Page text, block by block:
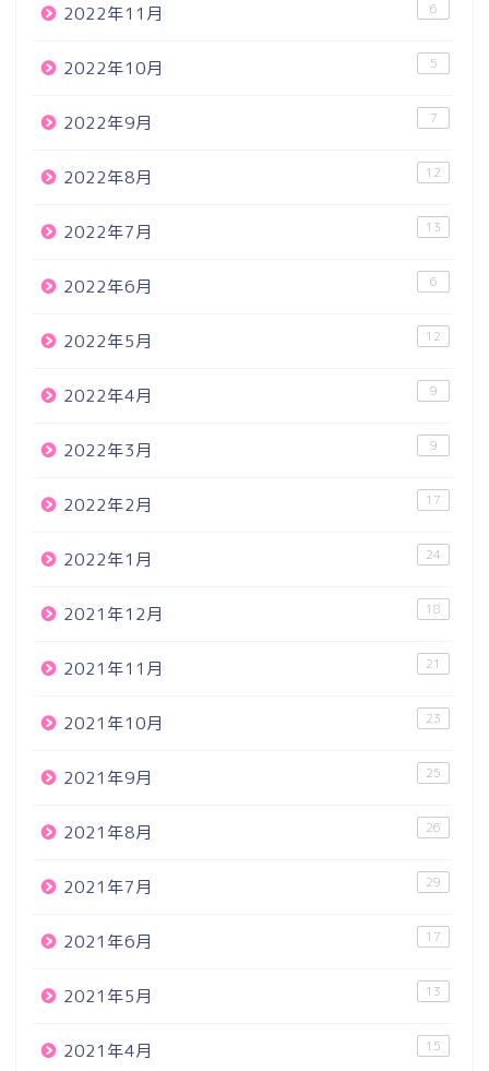
2022年11月 6
2022年10月 5
2022年9月 7
2022年8月 12
2022年7月 13
2022年6月 6
2022年5月 12
2022年4月 9
2022年3月 9
2022年2月 17
2022年1月 24
2021年12月 18
2021年11月 21
2021年10月 23
2021年9月 25
2021年8月 26
2021年7月 29
2021年6月 17
2021年5月 13
2021年4月 15